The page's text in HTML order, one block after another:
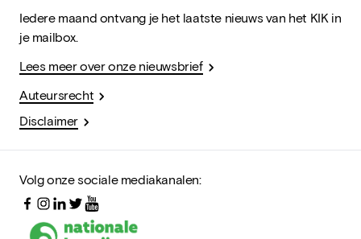
Iedere maand ontvang je het laatste nieuws van het KIK in
je mailbox.
Lees meer over onze nieuwsbrief
Auteursrecht
Disclaimer
Volg onze sociale mediakanalen: